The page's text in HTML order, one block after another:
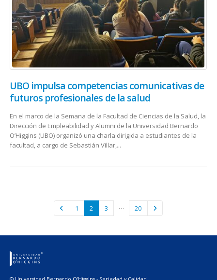
UBO impulsa competencias comunicativas de
futuros profesionales de la salud
En el marco de la Semana de la Facultad de Ciencias de la Salud, la
Dirección de Empleabilidad y Alumni de la Universidad Bernardo
O’Higgins (UBO) organizó una charla dirigida a estudiantes de la
facultad, a cargo de Sebastián Villar,...
1 2 3 … 20